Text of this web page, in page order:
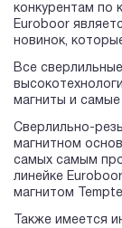
конкурентам по
Euroboor
новинок,
Все
магниты и
Сверлильно-
магнитном
самых самым
линейке
магнитом
Также имеется